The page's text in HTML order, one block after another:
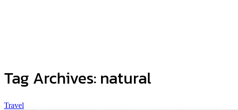
Tag Archives: natural
Travel